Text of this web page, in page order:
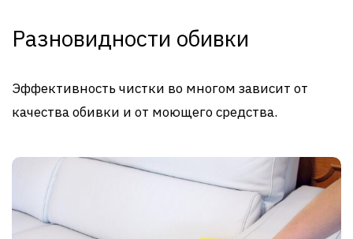
Разновидности обивки
Эффективность чистки во многом зависит от
качества обивки и от моющего средства.